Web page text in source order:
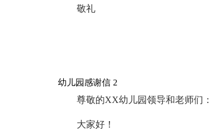
敬礼
幼儿园感谢信 2
尊敬的XX幼儿园领导和老师们：
大家好！